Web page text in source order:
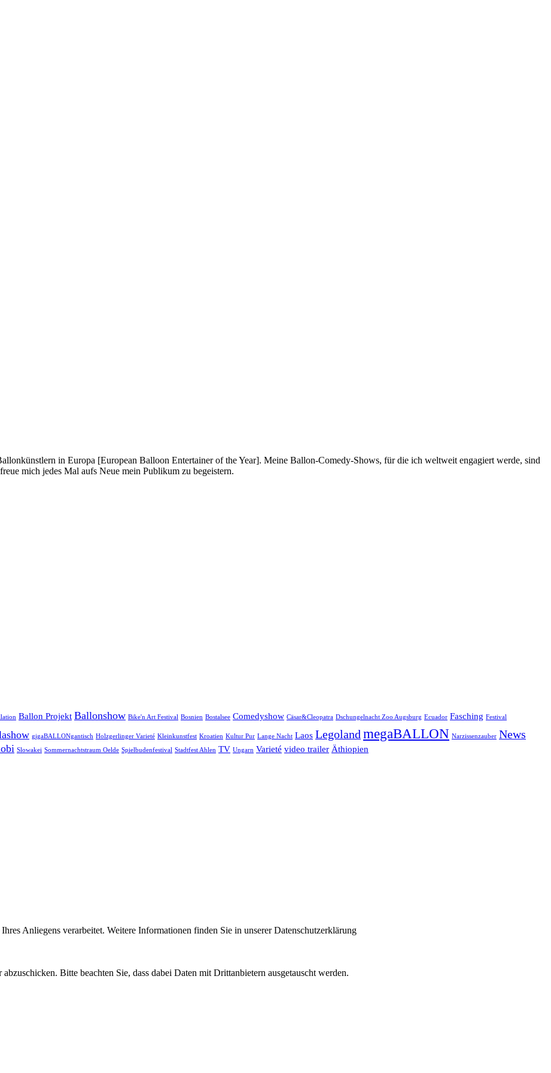
in Europa [European Balloon Entertainer of the Year]. Meine Ballon-Comedy-Shows, für die ich weltweit engagiert werde, sind
mich jedes Mal aufs Neue mein Publikum zu begeistern.
Ballon Projekt Ballonshow Bike'n Art Festival Bosnien Bostalsee Comedyshow Cäsar&Cleopatra Dschungelnacht Zoo Augsburg Ecuador Fasching Festival
gigaBALLONgantisch Holzgerlinger Varieté Kleinkunstfest Kroatien Kultur Pur Lange Nacht Laos Legoland megaBALLON Narzissenzauber News
Slowakei Sommernachtstraum Oelde Spielbudenfestival Stadtfest Ahlen TV Ungarn Varieté video trailer Äthiopien
Anliegens verarbeitet. Weitere Informationen finden Sie in unserer Datenschutzerklärung
Bitte beachten Sie, dass dabei Daten mit Drittanbietern ausgetauscht werden.